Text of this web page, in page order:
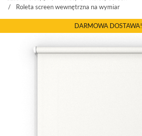
Roleta screen wewnętrzna na wymiar
DARMOWA DOSTAWA!